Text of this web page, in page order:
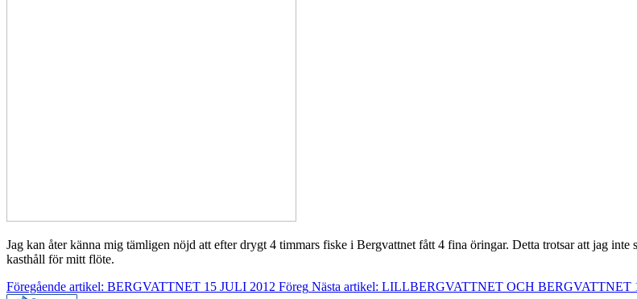
Jag kan åter känna mig tämligen nöjd att efter drygt 4 timmars fiske i Bergvattnet fått 4 fina öringar. Detta trotsar att jag
kasthåll för mitt flöte.
Föregående artikel: BERGVATTNET 15 JULI 2012 Föreg Nästa artikel: LILLBERGVATTNET OCH BERGVATTNET